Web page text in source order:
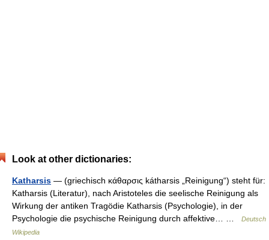
Look at other dictionaries:
Katharsis — (griechisch κάθαρσις kátharsis „Reinigung“) steht für:
Katharsis (Literatur), nach Aristoteles die seelische Reinigung als
Wirkung der antiken Tragödie Katharsis (Psychologie), in der
Psychologie die psychische Reinigung durch affektive… …
Deutsch
Wikipedia